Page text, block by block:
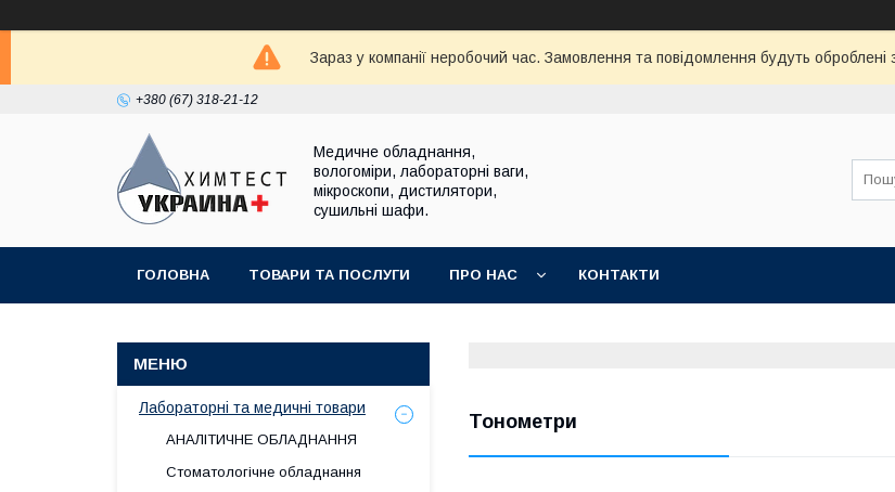
Зараз у компанії неробочий час. Замовлення та повідомлення будуть
+380 (67) 318-21-12
Медичне обладнання,
вологоміри, лабораторні ваги,
мікроскопи, дистилятори,
сушильні шафи.
ГОЛОВНА ТОВАРИ ТА ПОСЛУГИ ПРО НАС КОНТАКТИ
Тонометри
Лабораторні та медичні товари
АНАЛІТИЧНЕ ОБЛАДНАННЯ
Стоматологічне обладнання